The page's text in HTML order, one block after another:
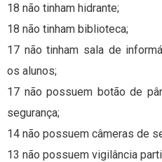
18 não tinham hidrante;
18 não tinham biblioteca;
17 não tinham sala de
os alunos;
17 não possuem botão de
segurança;
14 não possuem câmeras de
13 não possuem vigilância